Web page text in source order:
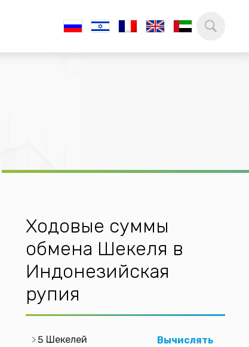
Ходовые суммы
обмена Шекеля в
Индонезийская
рупия
5 Шекелей Вычислять